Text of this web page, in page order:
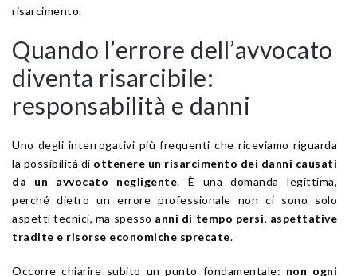
risarcimento.
Quando l’errore dell’avvocato
diventa risarcibile:
responsabilità e danni
Uno degli interrogativi più frequenti che riceviamo riguarda
la possibilità di ottenere un risarcimento dei danni causati
da un avvocato negligente. È una domanda legittima,
perché dietro un errore professionale non ci sono solo
aspetti tecnici, ma spesso anni di tempo persi, aspettative
tradite e risorse economiche sprecate.
Occorre chiarire subito un punto fondamentale: non ogni